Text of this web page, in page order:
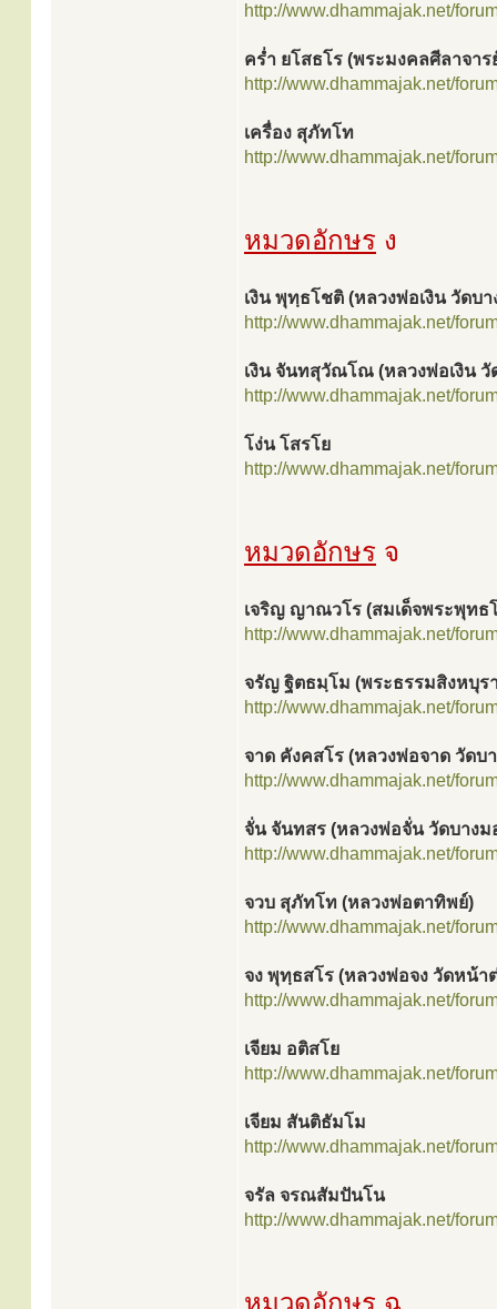
http://www.dhammajak.net/
คร่ำ ยโสธโร (พระมงคลศีลาจาร
http://www.dhammajak.net/
เครื่อง สุภัทโท
http://www.dhammajak.net/
หมวดอักษร ง
เงิน พุทฺธโชติ (หลวงพ่อเงิน วัดบ
http://www.dhammajak.net/
เงิน จันทสุวัณโณ (หลวงพ่อเงิน
http://www.dhammajak.net/
โง่น โสรโย
http://www.dhammajak.net/
หมวดอักษร จ
เจริญ ญาณวโร (สมเด็จพระพุทธ
http://www.dhammajak.net/
จรัญ ฐิตธมฺโม (พระธรรมสิงหบุร
http://www.dhammajak.net/
จาด คังคสโร (หลวงพ่อจาด วัดบา
http://www.dhammajak.net/
จั่น จันทสร (หลวงพ่อจั่น วัดบาง
http://www.dhammajak.net/
จวบ สุภัทโท (หลวงพ่อตาทิพย์)
http://www.dhammajak.net/
จง พุทฺธสโร (หลวงพ่อจง วัดหน้า
http://www.dhammajak.net/
เจียม อติสโย
http://www.dhammajak.net/
เจียม สันติธัมโม
http://www.dhammajak.net/
จรัล จรณสัมปันโน
http://www.dhammajak.net/
หมวดอักษร ฉ